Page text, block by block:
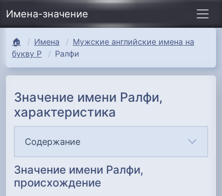
Имена-значение
🏠 Имена
Мужские английские имена на
букву Р
Ралфи
Значение имени Ралфи,
характеристика
Содержание
Значение имени Ралфи,
происхождение